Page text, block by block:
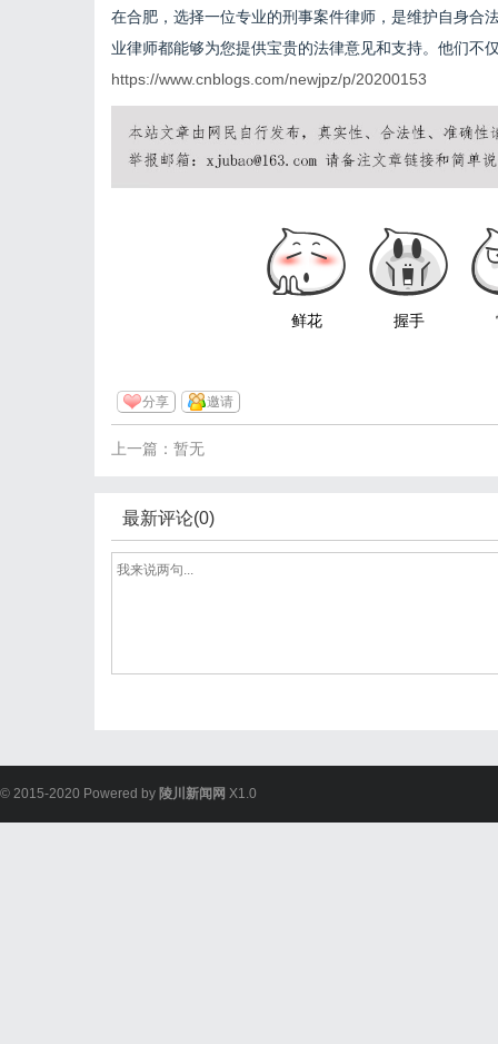
在合肥，选择一位专业的刑事案件律师，是维护自身合
业律师都能够为您提供宝贵的法律意见和支持。他们不
https://www.cnblogs.com/newjpz/p/20200153
鲜花 握手
分享 邀请
上一篇：暂无
最新评论(0)
© 2015-2020 Powered by 陵川新闻网 X1.0